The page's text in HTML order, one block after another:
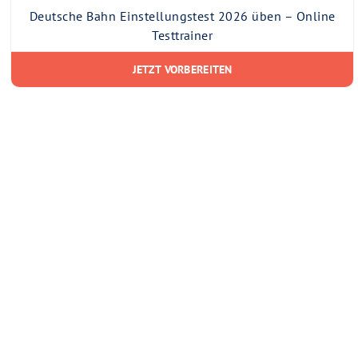
Deutsche Bahn Einstellungstest 2026 üben – Online
Testtrainer
JETZT VORBEREITEN